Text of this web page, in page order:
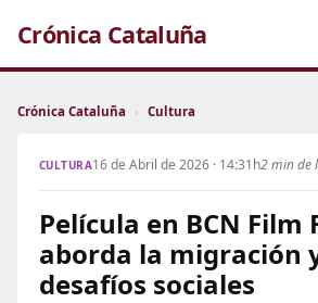
Crónica Cataluña
Crónica Cataluña › Cultura
CULTURA16 de Abril de 2026 · 14:31h2 min de
Película en BCN Film
aborda la migración
desafíos sociales